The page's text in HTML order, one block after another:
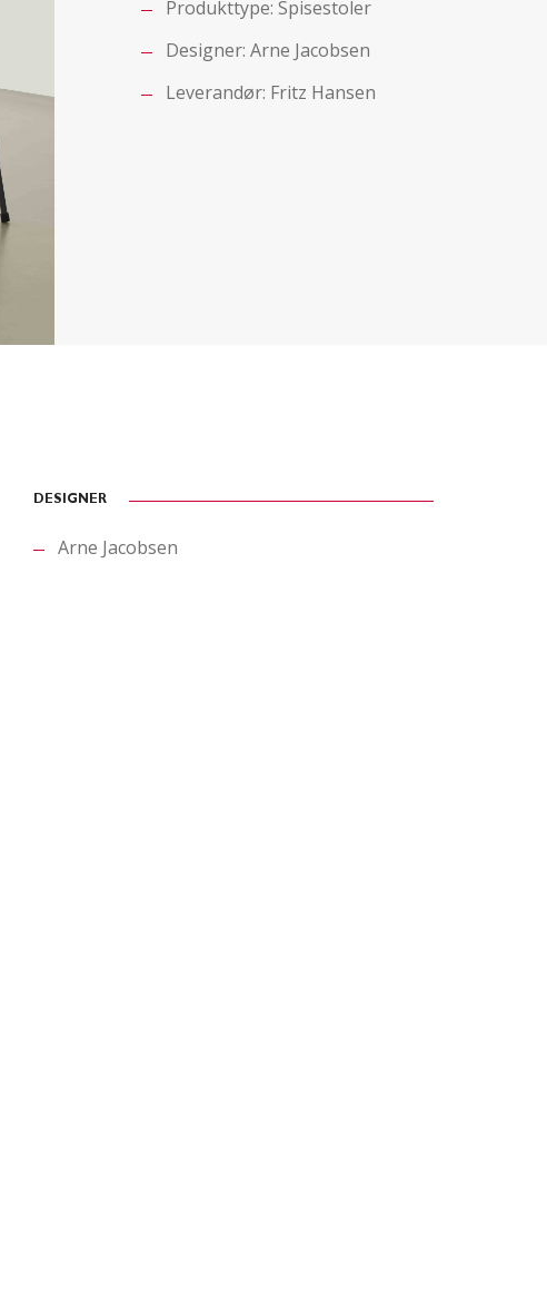
Produkttype: Spisestoler
Designer: Arne Jacobsen
Leverandør: Fritz Hansen
DESIGNER
Arne Jacobsen